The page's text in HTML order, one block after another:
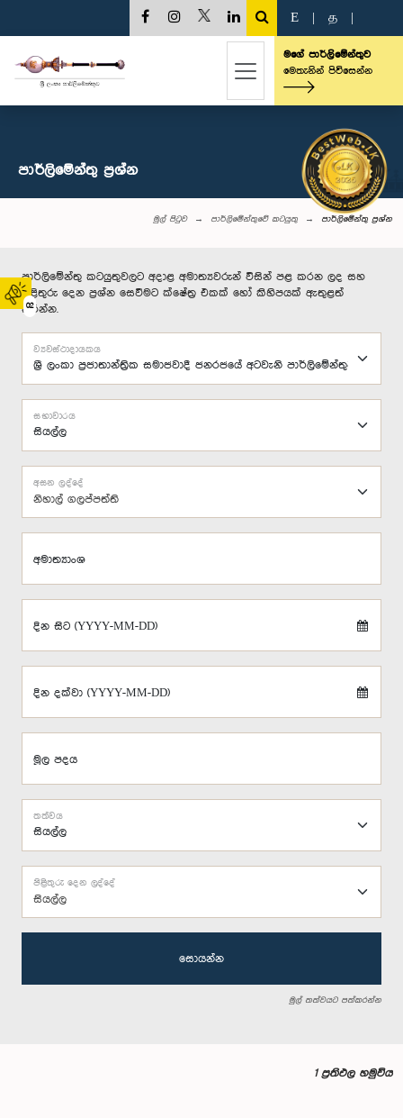
02
E த
මගේ පාර්ලිමේන්තුව
මෙතැනින් පිවිසෙන්න
පාර්ලි‌මේන්තු‌ ප්‍රශ්න
මුල් පිටුව පාර්ලිමේන්තුවේ කටයුතු පාර්ලි‌මේන්තු‌ ප්‍රශ්න
පාර්ලිමේන්තු කටයුතුවලට අදාළ අමාත්‍යවරුන් විසින් පළ කරන ලද සහ
පිළිතුරු දෙන ප්‍රශ්න සෙවීමට ක්ෂේත්‍ර එකක් හෝ කිහිපයක් ඇතුළත්
කරන්න.
ව්‍යවස්ථාදායකය
සභාවාරය
නිහාල් ගලප්පත්ති
අසන ලද්දේ
අමාත්‍යාංශ
දින සිට (YYYY-MM-DD)
දින දක්වා (YYYY-MM-DD)
මූල පදය
තත්වය
සියල්ල
පිළිතුරු දෙන ලද්දේ
සොයන්න
මුල් තත්වයට පත්කරන්න
1 ප්‍රතිඵල හමුවිය